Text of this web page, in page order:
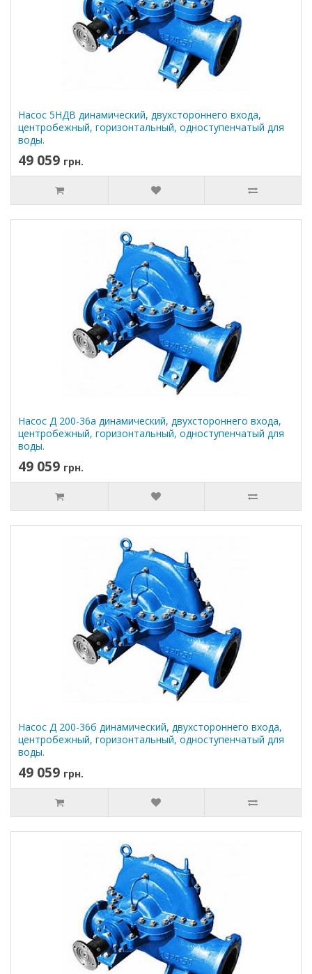
Насос 5НДВ динамический, двухстороннего входа,
центробежный, горизонтальный, одноступенчатый для
воды.
49 059 грн.
Насос Д 200-36а динамический, двухстороннего входа,
центробежный, горизонтальный, одноступенчатый для
воды.
49 059 грн.
Насос Д 200-36б динамический, двухстороннего входа,
центробежный, горизонтальный, одноступенчатый для
воды.
49 059 грн.